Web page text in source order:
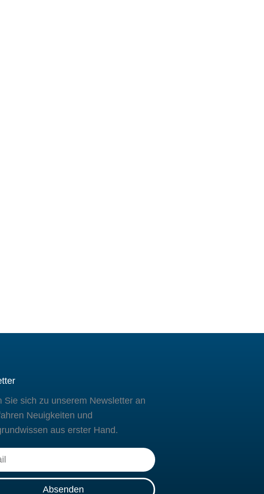
Sie sich zu unserem Newsletter an
Neuigkeiten und
aus erster Hand.
Absenden